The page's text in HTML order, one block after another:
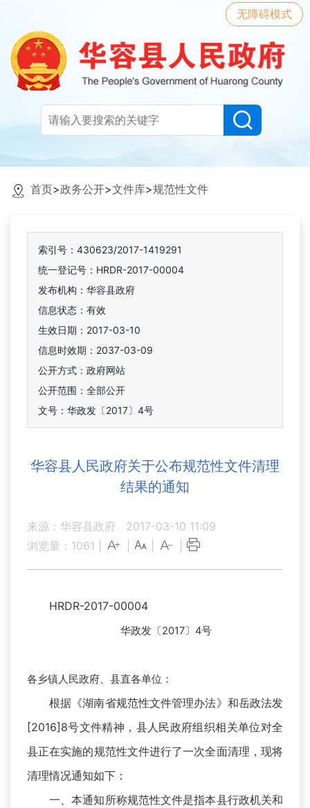
无障碍模式
首页>政务公开>文件库>规范性文件
索引号：430623/2017-1419291
统一登记号：HRDR-2017-00004
发布机构：华容县政府
信息状态： 有效
生效日期：2017-03-10
信息时效期： 2037-03-09
公开方式：政府网站
公开范围：全部公开
文号：华政发〔2017〕4号
华容县人民政府关于公布规范性文件清理
结果的通知
来源：华容县政府
2017-03-10 11:09
浏览量： 1061
HRDR-2017-00004
华政发〔2017〕4号
各乡镇人民政府、县直各单位：
根据《湖南省规范性文件管理办法》和岳政法发
[2016]8号文件精神，县人民政府组织相关单位对全
县正在实施的规范性文件进行了一次全面清理，现将
清理情况通知如下：
一、本通知所称规范性文件是指本县行政机关和